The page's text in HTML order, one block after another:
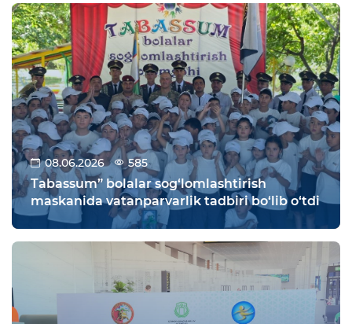
08.06.2026 585
Tabassum” bolalar sog‘lomlashtirish
maskanida vatanparvarlik tadbiri bo‘lib o‘tdi